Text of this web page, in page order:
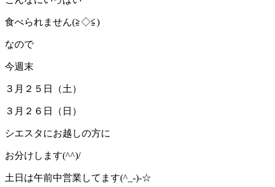
食べられません(≧◇≦)
なので
今週末
３月２５日（土）
３月２６日（日）
シエスタにお越しの方に
お分けします(^^)/
土日は午前中営業してます(^_-)-☆